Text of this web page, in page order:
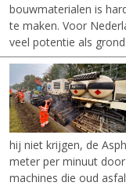
bouwmaterialen is
te maken. Voor
veel potentie als
hij niet krijgen, de
meter per minuut door
machines die oud